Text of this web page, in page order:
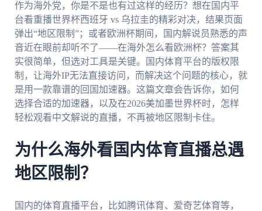
作为海外党，你是不是也有过这样的经历？想在国内平
台看重播世界杯西班牙 vs 乌拉圭的精彩对决，结果页面
弹出“地区限制”；或者欧洲杯期间，国内解说员熟悉的声
音近在眼前却听不了——在海外怎么看欧洲杯？答案其
实很简单，但选对工具是关键。国内体育平台的版权限
制，让海外IP无法直接访问，而解决这个问题的核心，就
是用一款靠谱的回国加速器。这篇文章会告诉你，如何
选择合适的加速器，以及在2026美加墨世界杯时，怎样
轻松观看中文解说的直播，不再被地区限制卡住。
为什么海外看国内体育直播总遇
地区限制？
国内的体育直播平台，比如腾讯体育、爱奇艺体育等，